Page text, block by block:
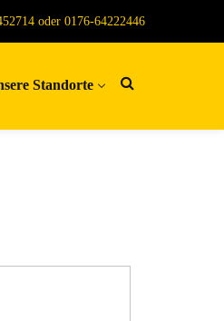
oder 0176-64222446
Standorte